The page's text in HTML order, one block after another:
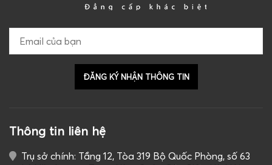
Thông tin liên hệ
Trụ sở chính: Tầng 12, Tòa 319 Bộ Quốc Phòng, số 63